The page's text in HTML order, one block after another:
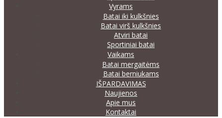
Vyrams
Batai iki kulkšnies
Batai virš kulkšnies
Atviri batai
Sportiniai batai
Vaikams
Batai mergaitėms
Batai berniukams
IŠPARDAVIMAS
Naujienos
Apie mus
Kontaktai